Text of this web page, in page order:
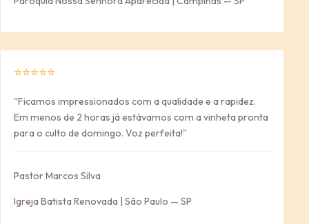
⭐⭐⭐⭐⭐
"Ficamos impressionados com a qualidade e a rapidez.
Em menos de 2 horas já estávamos com a vinheta pronta
para o culto de domingo. Voz perfeita!"
Pastor Marcos Silva
Igreja Batista Renovada | São Paulo — SP